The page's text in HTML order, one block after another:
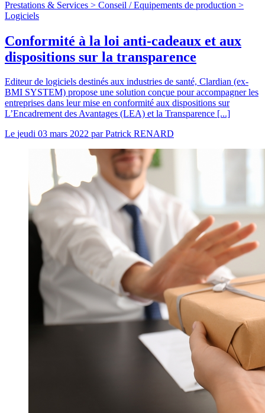
Prestations & Services > Conseil /Equipements de production >
Logiciels
Conformité à la loi anti-cadeaux et aux
dispositions sur la transparence
Editeur de logiciels destinés aux industries de santé, Clardian (ex-
BMI SYSTEM) propose une solution conçue pour accompagner les
entreprises dans leur mise en conformité aux dispositions sur
L’Encadrement des Avantages (LEA) et la Transparence [...]
Le jeudi 03 mars 2022 parPatrick RENARD